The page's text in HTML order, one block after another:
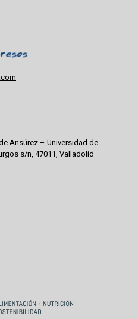
Ansúrez – Universidad de
s/n, 47011, Valladolid